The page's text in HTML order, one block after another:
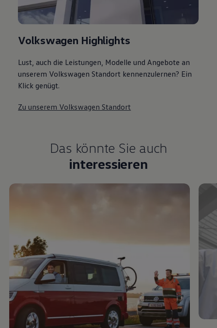
Volkswagen Highlights
Lust, auch die Leistungen, Modelle und Angebote an
unserem Volkswagen Standort kennenzulernen? Ein
Klick genügt.
Zu unserem Volkswagen Standort
Das könnte Sie auch
interessieren